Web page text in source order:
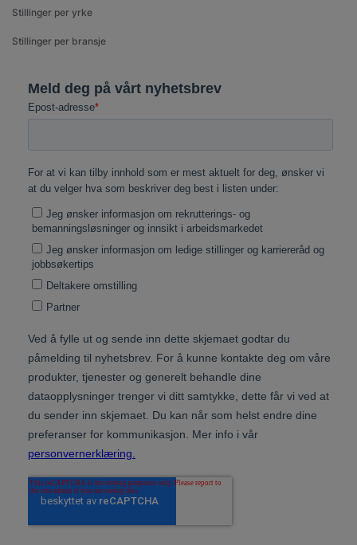
Stillinger per yrke
Stillinger per bransje